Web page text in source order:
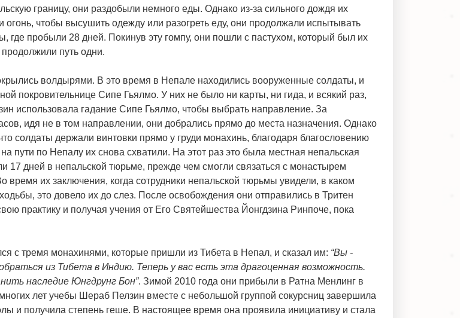
границу, они раздобыли немного еды. Однако из-за сильного дождя их
чтобы высушить одежду или разогреть еду, они продолжали испытывать
где пробыли 28 дней. Покинув эту гомпу, они пошли с пастухом, который был их
путь одни.
волдырями. В это время в Непале находились вооруженные солдаты, и
покровительнице Сипе Гьялмо. У них не было ни карты, ни гида, и всякий раз,
использовала гадание Сипе Гьялмо, чтобы выбрать направление. За
идя не в том направлении, они добрались прямо до места назначения. Однако
солдаты держали винтовки прямо у груди монахинь, благодаря благословению
по Непалу их снова схватили. На этот раз это была местная непальская
17 дней в непальской тюрьме, прежде чем смогли связаться с монастырем
их заключения, когда сотрудники непальской тюрьмы увидели, в каком
это довело их до слез. После освобождения они отправились в Тритен
практику и получая учения от Его Святейшества Йонгдзина Ринпоче, пока
с тремя монахинями, которые пришли из Тибета в Непал, и сказал им: “Вы -
из Тибета в Индию. Теперь у вас есть эта драгоценная возможность.
наследие Юнгдрунг Бон”. Зимой 2010 года они прибыли в Ратна Менлинг в
лет учебы Шераб Пелзин вместе с небольшой группой сокурсниц завершила
и получила степень геше. В настоящее время она проявила инициативу и стала